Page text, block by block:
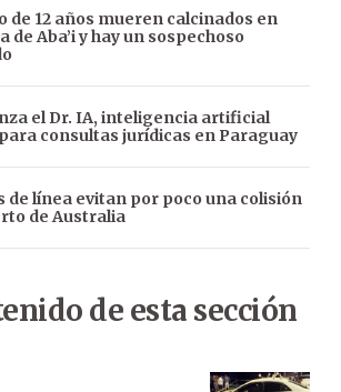
de 12 años mueren calcinados en
de Aba’i y hay un sospechoso
el Dr. IA, inteligencia artificial
consultas jurídicas en Paraguay
de línea evitan por poco una colisión
de Australia
de esta sección